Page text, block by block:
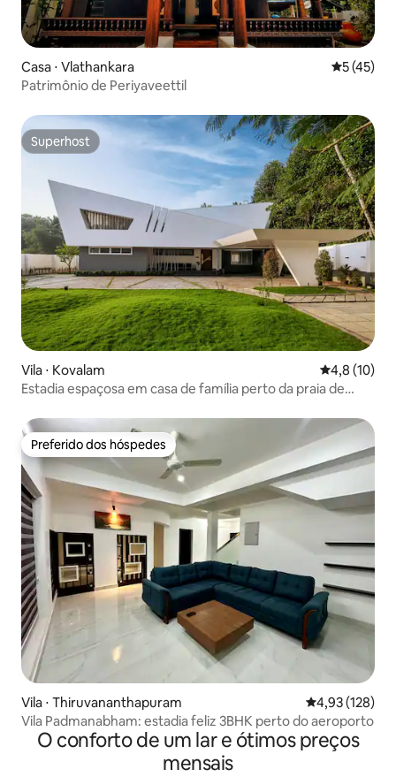
Casa ⋅ Vlathankara 5 de uma
5 (45)
Patrimônio de Periyaveettil
Superhost
Superhost
Vila ⋅ Kovalam 4,8 de uma
4,8 (10)
Estadia espaçosa em casa de família perto da praia de
Preferido dos hóspedes
Preferido dos hóspedes
Vila ⋅ Thiruvananthapuram 4,93 de uma
4,93 (128)
Vila Padmanabham: estadia feliz 3BHK perto do aeroporto
O conforto de um lar e ótimos preços
mensais